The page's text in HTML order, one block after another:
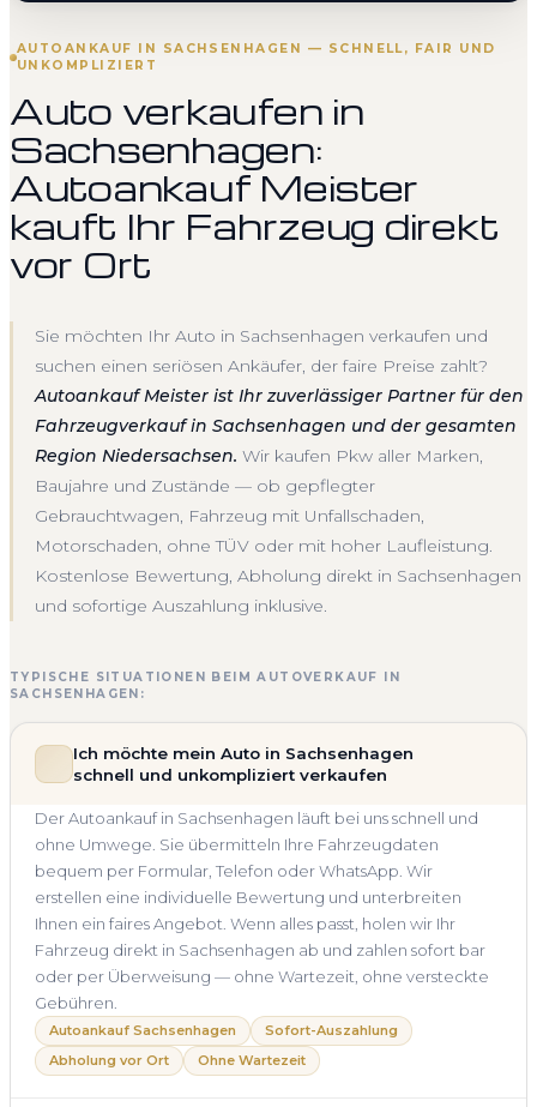
AUTOANKAUF IN SACHSENHAGEN — SCHNELL, FAIR UND
UNKOMPLIZIERT
Auto verkaufen in
Sachsenhagen:
Autoankauf Meister
kauft Ihr Fahrzeug direkt
vor Ort
Sie möchten Ihr Auto in Sachsenhagen verkaufen und
suchen einen seriösen Ankäufer, der faire Preise zahlt?
Autoankauf Meister ist Ihr zuverlässiger Partner für den
Fahrzeugverkauf in Sachsenhagen und der gesamten
Region Niedersachsen. Wir kaufen Pkw aller Marken,
Baujahre und Zustände — ob gepflegter
Gebrauchtwagen, Fahrzeug mit Unfallschaden,
Motorschaden, ohne TÜV oder mit hoher Laufleistung.
Kostenlose Bewertung, Abholung direkt in Sachsenhagen
und sofortige Auszahlung inklusive.
TYPISCHE SITUATIONEN BEIM AUTOVERKAUF IN
SACHSENHAGEN:
Ich möchte mein Auto in Sachsenhagen
schnell und unkompliziert verkaufen
Der Autoankauf in Sachsenhagen läuft bei uns schnell und
ohne Umwege. Sie übermitteln Ihre Fahrzeugdaten
bequem per Formular, Telefon oder WhatsApp. Wir
erstellen eine individuelle Bewertung und unterbreiten
Ihnen ein faires Angebot. Wenn alles passt, holen wir Ihr
Fahrzeug direkt in Sachsenhagen ab und zahlen sofort bar
oder per Überweisung — ohne Wartezeit, ohne versteckte
Gebühren.
Autoankauf Sachsenhagen
Sofort-Auszahlung
Abholung vor Ort
Ohne Wartezeit